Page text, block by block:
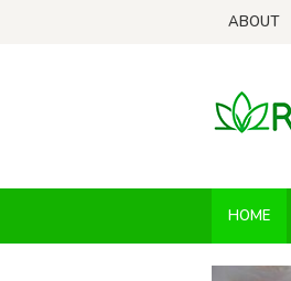
ABOUT
HOME